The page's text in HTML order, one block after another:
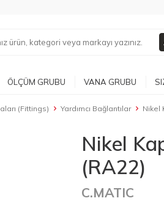
ÖLÇÜM GRUBU VANA GRUBU
(Fittings) Yardımcı Bağlantılar Nikel
Nikel
(RA22)
C.MATIC